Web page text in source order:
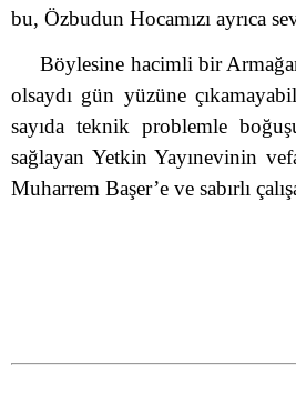
bu, Özbudun Hocamızı ayrıca
Böylesine hacimli bir
olsaydı gün yüzüne
sayıda teknik problemle
sağlayan Yetkin Yayınevinin
Muharrem Başer’e ve sabırlı